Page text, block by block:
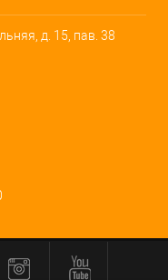
д. 15, пав. 38